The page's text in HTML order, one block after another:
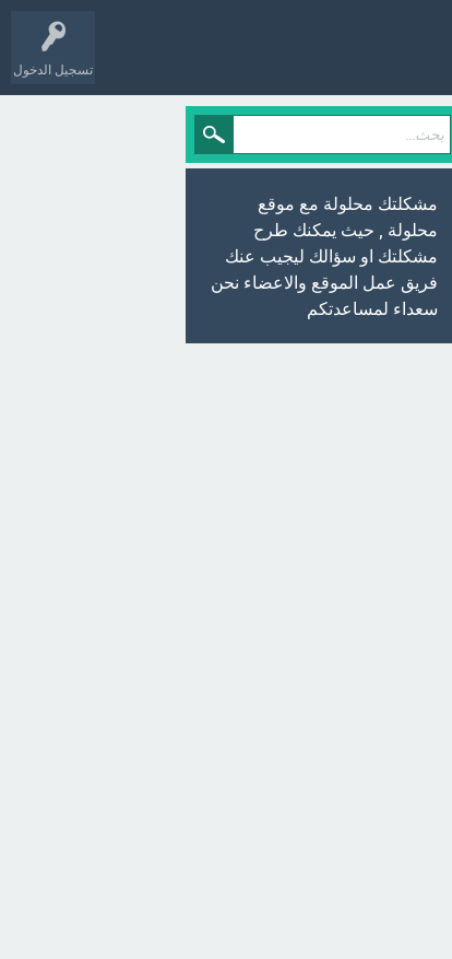
تسجيل الدخول
مشكلتك محلولة مع موقع
محلولة , حيث يمكنك طرح
مشكلتك او سؤالك ليجيب عنك
فريق عمل الموقع والاعضاء نحن
سعداء لمساعدتكم